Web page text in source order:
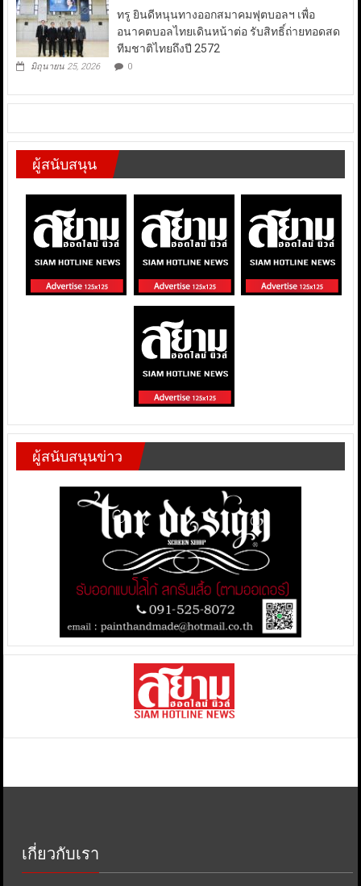
ทรู ยินดีหนุนทางออกสมาคมฟุตบอลฯ เพื่อ
อนาคตบอลไทยเดินหน้าต่อ รับสิทธิ์ถ่ายทอดสด
ทีมชาติไทยถึงปี 2572
มิถุนายน 25, 2026 0
ผู้สนับสนุน
ผู้สนับสนุนข่าว
เกี่ยวกับเรา